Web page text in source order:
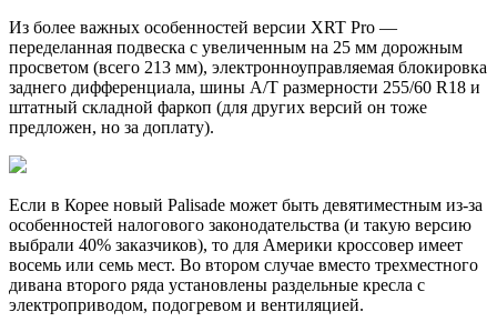
Из более важных особенностей версии XRT Pro —
переделанная подвеска с увеличенным на 25 мм дорожным
просветом (всего 213 мм), электронноуправляемая блокировка
заднего дифференциала, шины A/T размерности 255/60 R18 и
штатный складной фаркоп (для других версий он тоже
предложен, но за доплату).
Если в Корее новый Palisade может быть девятиместным из-за
особенностей налогового законодательства (и такую версию
выбрали 40% заказчиков), то для Америки кроссовер имеет
восемь или семь мест. Во втором случае вместо трехместного
дивана второго ряда установлены раздельные кресла с
электроприводом, подогревом и вентиляцией.